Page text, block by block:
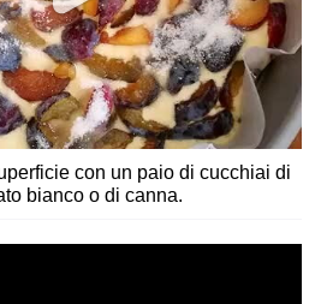
con un paio di cucchiai di
bianco o di canna.